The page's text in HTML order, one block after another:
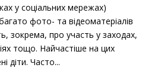
у соціальних мережах)
фото- та відеоматеріалів
зокрема, про участь у заходах,
тощо. Найчастіше на цих
діти. Часто...